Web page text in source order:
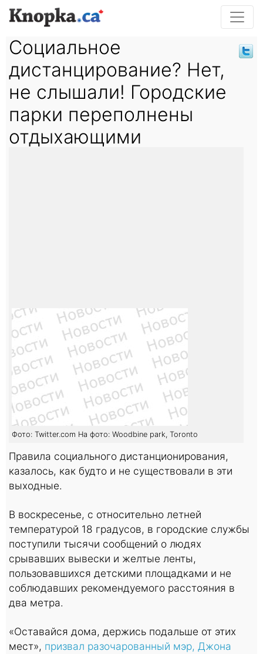
Социальное
дистанцирование? Нет,
не слышали! Городские
парки переполнены
отдыхающими
Фото: Twitter.com На фото: Woodbine park, Toronto
Правила социального дистанционирования,
казалось, как будто и не существовали в эти
выходные.
В воскресенье, с относительно летней
температурой 18 градусов, в городские службы
поступили тысячи сообщений о людях
срывавших вывески и желтые ленты,
пользовавшихся детскими площадками и не
соблюдавших рекомендуемого расстояния в
два метра.
«Оставайся дома, держись подальше от этих
мест», призвал разочарованный мэр, Джона